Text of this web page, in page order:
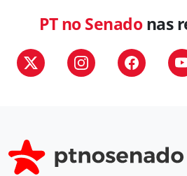
PT no Senadonas